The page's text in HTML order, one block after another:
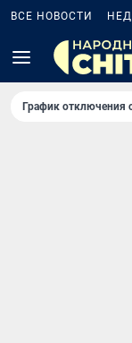
ВСЕ НОВОСТИ
График отключения